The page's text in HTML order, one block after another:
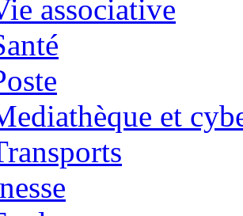
associative
et